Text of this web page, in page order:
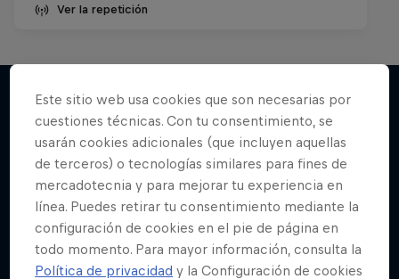
Ver la repetición
Más contenidos similares
Este sitio web usa cookies que son necesarias por
cuestiones técnicas. Con tu consentimiento, se
usarán cookies adicionales (que incluyen aquellas
de terceros) o tecnologías similares para fines de
mercadotecnia y para mejorar tu experiencia en
línea. Puedes retirar tu consentimiento mediante la
configuración de cookies en el pie de página en
todo momento. Para mayor información, consulta la
Política de privacidad y la Configuración de cookies